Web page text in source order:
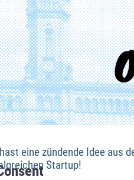
eine zündende Idee aus
Startup!